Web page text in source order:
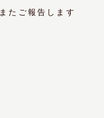
またご報告します